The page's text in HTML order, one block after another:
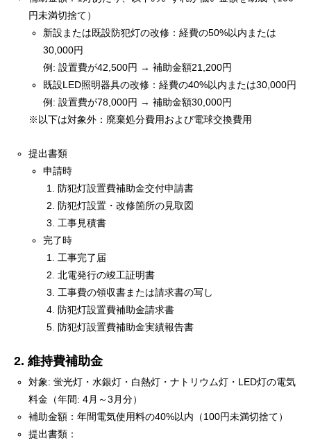
円未満切捨て）
新設または既設防犯灯の改修：経費の50%以内または
30,000円
例: 設置費が42,500円 → 補助金額21,200円
既設LED照明器具の改修：経費の40%以内または30,000円
例: 設置費が78,000円 → 補助金額30,000円
※以下は対象外：廃棄処分費用および電球交換費用
提出書類
申請時
防犯灯設置費補助金交付申請書
防犯灯設置・改修箇所の見取図
工事見積書
完了時
工事完了届
北電発行の竣工証明書
工事費の領収書または請求書の写し
防犯灯設置費補助金請求書
防犯灯設置費補助金実績報告書
2. 維持費補助金
対象: 蛍光灯・水銀灯・白熱灯・ナトリウム灯・LED灯の電気
料金（年間: 4月～3月分）
補助金額：年間電気使用料の40%以内（100円未満切捨て）
提出書類：